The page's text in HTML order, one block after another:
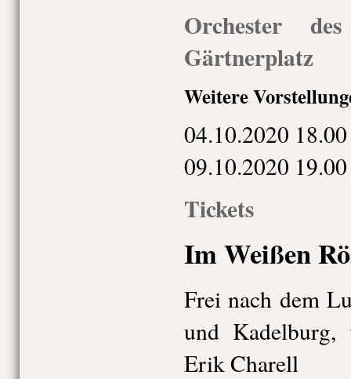
Orchester
Gärtnerplatz
Weitere
04.10.2020
09.10.2020
Tickets
Im Weißen
Frei nach dem
und
Erik Charell